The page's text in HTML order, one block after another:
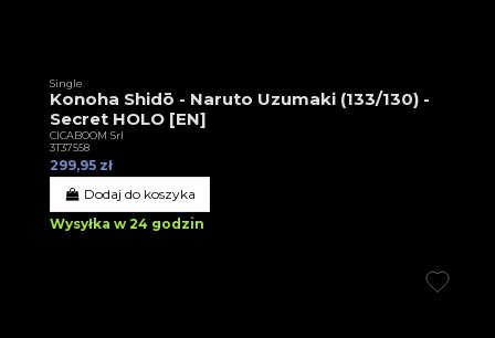
Single
Konoha Shidō - Naruto Uzumaki (133/130) -
Secret HOLO [EN]
CICABOOM Srl
3T37558
299,95 zł
Dodaj do koszyka
Wysyłka w 24 godzin